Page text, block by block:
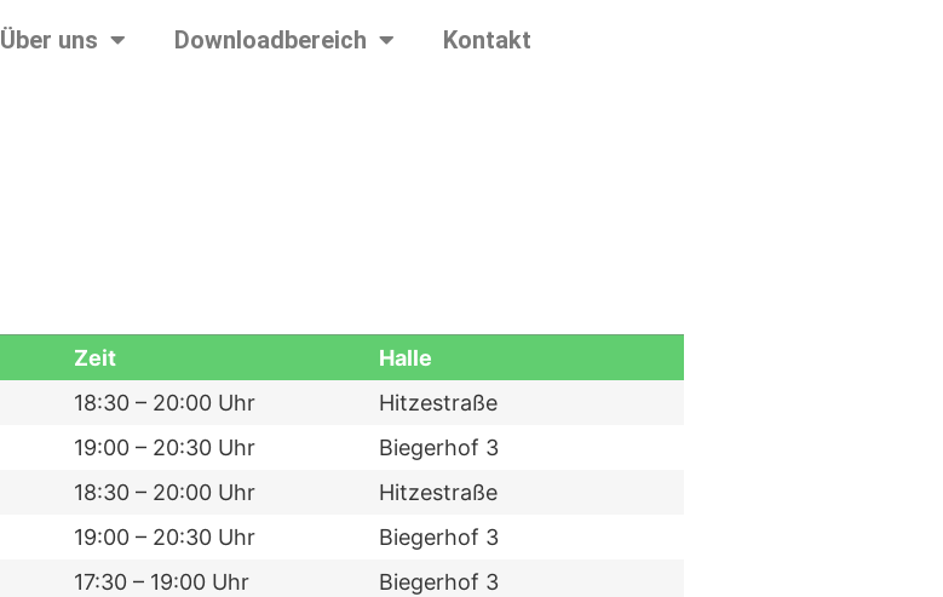
Über uns Downloadbereich Kontakt
Zeit
Halle
18:30 – 20:00 Uhr
Hitzestraße
19:00 – 20:30 Uhr
Biegerhof 3
18:30 – 20:00 Uhr
Hitzestraße
19:00 – 20:30 Uhr
Biegerhof 3
17:30 – 19:00 Uhr
Biegerhof 3